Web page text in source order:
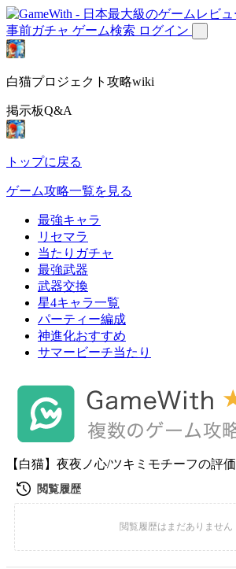
事前ガチャ ゲーム検索 ログイン
白猫プロジェクト攻略wiki
掲示板Q&A
トップに戻る
ゲーム攻略一覧を見る
最強キャラ
リセマラ
当たりガチャ
最強武器
武器交換
星4キャラ一覧
パーティー編成
神進化おすすめ
サマービーチ当たり
【白猫】夜夜ノ心/ツキミモチーフの評価